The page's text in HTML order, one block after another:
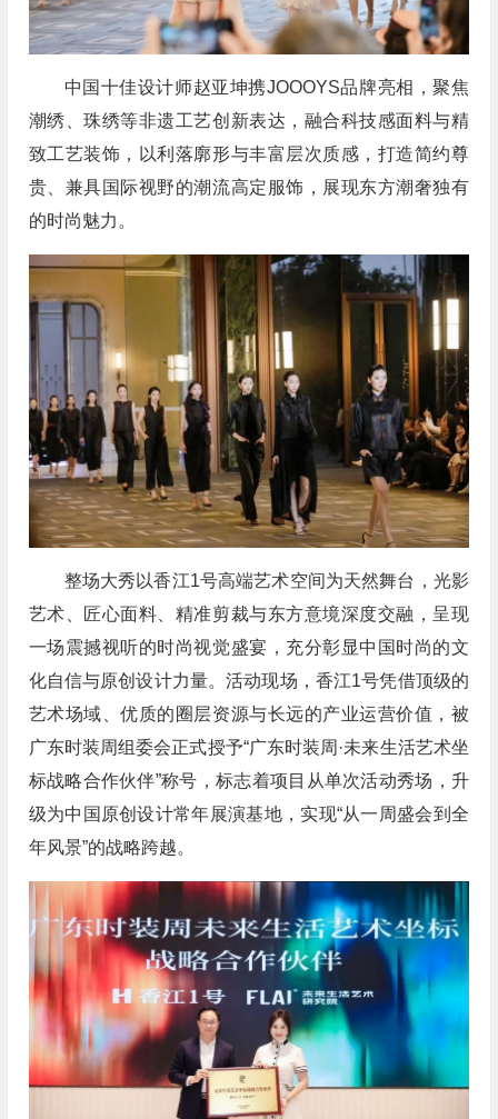
中国十佳设计师赵亚坤携JOOOYS品牌亮相，聚焦
潮绣、珠绣等非遗工艺创新表达，融合科技感面料与精
致工艺装饰，以利落廓形与丰富层次质感，打造简约尊
贵、兼具国际视野的潮流高定服饰，展现东方潮奢独有
的时尚魅力。
整场大秀以香江1号高端艺术空间为天然舞台，光影
艺术、匠心面料、精准剪裁与东方意境深度交融，呈现
一场震撼视听的时尚视觉盛宴，充分彰显中国时尚的文
化自信与原创设计力量。活动现场，香江1号凭借顶级的
艺术场域、优质的圈层资源与长远的产业运营价值，被
广东时装周组委会正式授予“广东时装周·未来生活艺术坐
标战略合作伙伴”称号，标志着项目从单次活动秀场，升
级为中国原创设计常年展演基地，实现“从一周盛会到全
年风景”的战略跨越。